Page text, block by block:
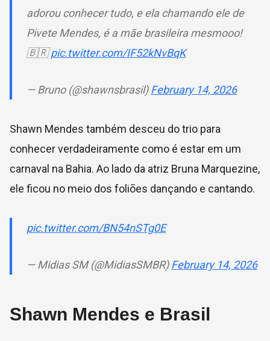
adorou conhecer tudo, e ela chamando ele de
Pivete Mendes, é a mãe brasileira mesmooo!
🇧🇷pic.twitter.com/IF52kNvBqK
— Bruno (@shawnsbrasil)February 14, 2026
Shawn Mendes também desceu do trio para
conhecer verdadeiramente como é estar em um
carnaval na Bahia. Ao lado da atriz Bruna Marquezine,
ele ficou no meio dos foliões dançando e cantando.
pic.twitter.com/BN54nSTg0E
— Midias SM (@MidiasSMBR)February 14, 2026
Shawn Mendes e Brasil